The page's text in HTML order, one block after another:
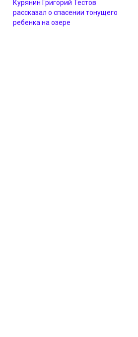
Курянин Григорий Тестов
рассказал о спасении тонущего
ребенка на озере